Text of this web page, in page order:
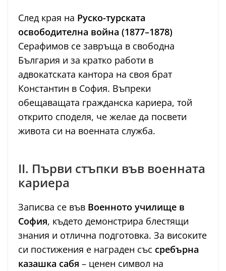
След края на Руско-турската
освободителна война (1877–1878)
Серафимов се завръща в свободна
България и за кратко работи в
адвокатската кантора на своя брат
Константин в София. Въпреки
обещаващата гражданска кариера, той
открито споделя, че желае да посвети
живота си на военната служба.
II. Първи стъпки във военната
кариера
Записва се във Военното училище в
София, където демонстрира блестящи
знания и отлична подготовка. За високите
си постижения е награден със сребърна
казашка сабя – ценен символ на